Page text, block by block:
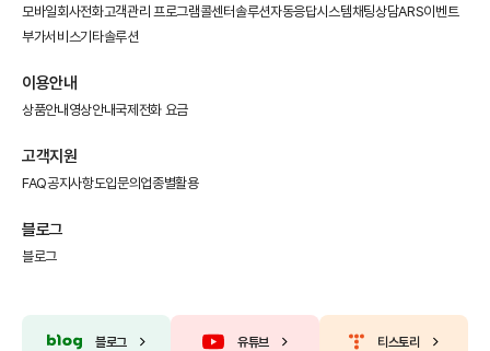
모바일회사전화고객관리 프로그램콜센터솔루션자동응답시스템채팅상담ARS이벤트
부가서비스기타솔루션
이용안내
상품안내 영상안내국제전화 요금
고객지원
FAQ공지사항도입문의 업종별활용
블로그
블로그
블로그 유튜브 티스토리